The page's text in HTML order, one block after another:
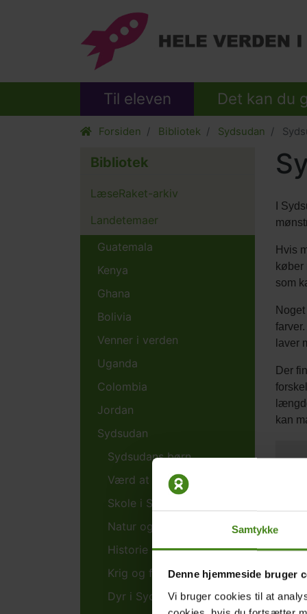
Samtykke
Denne hjemmeside bruger
Vi bruger cookies til at
Til eleven Det kan du
Forsiden Bibliotek Sydsudan
I
Hvis
som
laver
Der
kan
Du
Klik
Bibliotek
LæseRaket-arkiv
Landetemaer
Guatemala
Kenya
Ghana
Bolivia
Venner i verden
Uganda
Colombia
Jordan
Sydsudan
Sydsudans børn
Værd at vide om Sydsudan
Skole i Sydsudan
Natur og klima
Historie
Krig og fred
Dyr i Sydsudan